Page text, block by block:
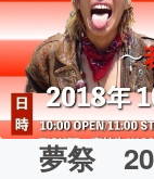
夢祭